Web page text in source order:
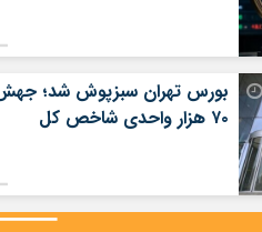
بورس تهران سبزپوش شد؛
۷۰ هزار واحدی شاخص کل